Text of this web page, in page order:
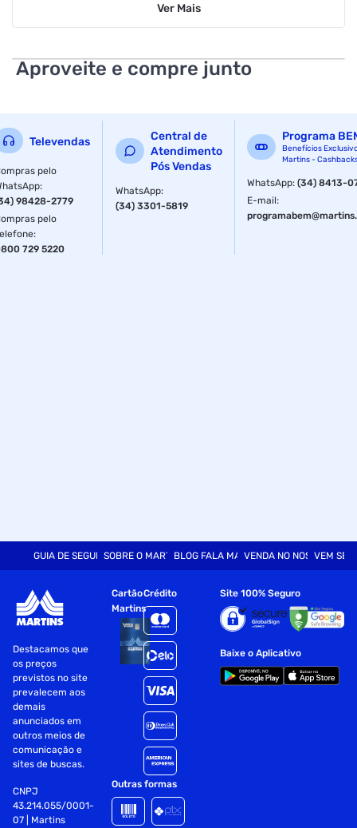
Ver Mais
Aproveite e compre junto
Televendas
pelo
:
98428-2779
pelo
:
729 5220
Central de
Atendimento
Pós Vendas
WhatsApp:
(34) 3301-5819
Programa
Benefícios
Martins -
WhatsApp:(34) 8413-
E-mail:
GUIA DE SEGURANÇASOBRE O MARTINSBLOG FALA MARTVENDA NO NOSSO SITE
VEM SER
Destacamos que
os preços
previstos no site
prevalecem aos
demais
anunciados em
outros meios de
comunicação e
sites de buscas.
CNPJ
43.214.055/0001-
07 | Martins
Cartão
Martins
Crédito
Outras formas
Site 100% Seguro
Baixe o Aplicativo